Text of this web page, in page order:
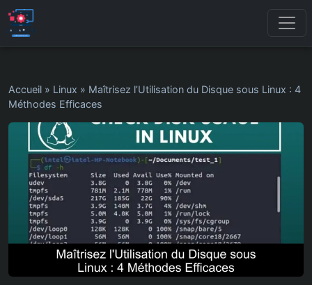
Accueil » Linux » Maîtrisez l’Utilisation du Disque sous Linux : 4
Méthodes Efficaces